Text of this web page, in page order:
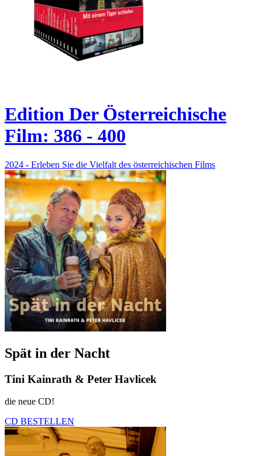
Edition Der Österreichische
Film: 386 - 400
2024 - Erleben Sie die Vielfalt des österreichischen Films
Spät in der Nacht
Tini Kainrath & Peter Havlicek
die neue CD!
CD BESTELLEN